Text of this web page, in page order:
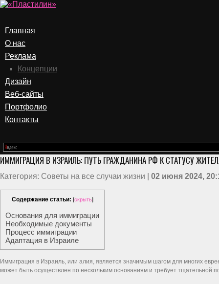
Главная
О нас
Реклама
Концепции
Дизайн
Веб-сайты
Портфолио
Контакты
ИММИГРАЦИЯ В ИЗРАИЛЬ: ПУТЬ ГРАЖДАНИНА РФ К СТАТУСУ
Категория: Советы на все случаи жизни | 02 июня 2024,
Содержание статьи: [скрыть]
Основания для иммиграции
Необходимые документы
Процесс иммиграции
Адаптация в Израиле
Иммиграция в Израиль, или алия, является значимым шагом для многих
может быть осуществлен по нескольким основаниям и требует тщательной